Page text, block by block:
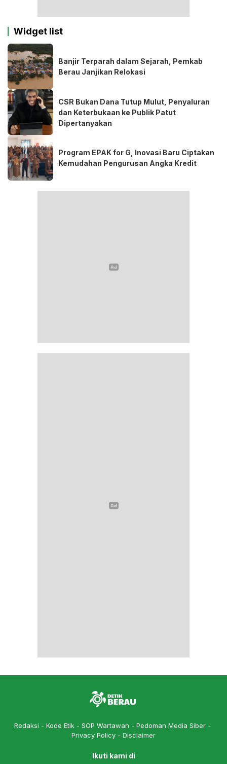
Widget list
Banjir Terparah dalam Sejarah, Pemkab
Berau Janjikan Relokasi
CSR Bukan Dana Tutup Mulut, Penyaluran
dan Keterbukaan ke Publik Patut
Dipertanyakan
Program EPAK for G, Inovasi Baru Ciptakan
Kemudahan Pengurusan Angka Kredit
Redaksi Kode Etik SOP Wartawan
Pedoman Media Siber
Privacy Policy
Disclaimer
Ikuti kami di